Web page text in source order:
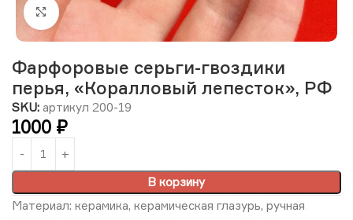
Нажмите, чтобы увеличить изображение
Фарфоровые серьги-гвоздики
перья, «Коралловый лепесток», РФ
SKU: артикул 200-19
1000 ₽
В корзину
Материал: керамика, керамическая глазурь, ручная